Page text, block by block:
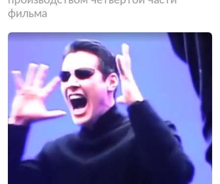
фильма